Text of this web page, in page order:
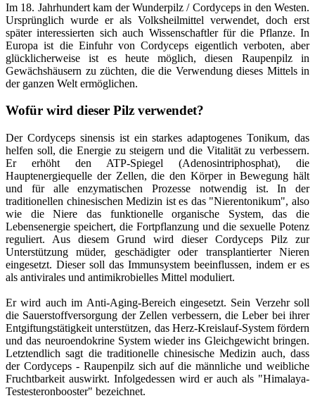
Im 18. Jahrhundert kam der Wunderpilz / Cordyceps in den Westen.
Ursprünglich wurde er als Volksheilmittel verwendet, doch erst
später interessierten sich auch Wissenschaftler für die Pflanze. In
Europa ist die Einfuhr von Cordyceps eigentlich verboten, aber
glücklicherweise ist es heute möglich, diesen Raupenpilz in
Gewächshäusern zu züchten, die die Verwendung dieses Mittels in
der ganzen Welt ermöglichen.
Wofür wird dieser Pilz verwendet?
Der Cordyceps sinensis ist ein starkes adaptogenes Tonikum, das
helfen soll, die Energie zu steigern und die Vitalität zu verbessern.
Er erhöht den ATP-Spiegel (Adenosintriphosphat), die
Hauptenergiequelle der Zellen, die den Körper in Bewegung hält
und für alle enzymatischen Prozesse notwendig ist. In der
traditionellen chinesischen Medizin ist es das "Nierentonikum", also
wie die Niere das funktionelle organische System, das die
Lebensenergie speichert, die Fortpflanzung und die sexuelle Potenz
reguliert. Aus diesem Grund wird dieser Cordyceps Pilz zur
Unterstützung müder, geschädigter oder transplantierter Nieren
eingesetzt. Dieser soll das Immunsystem beeinflussen, indem er es
als antivirales und antimikrobielles Mittel moduliert.
Er wird auch im Anti-Aging-Bereich eingesetzt. Sein Verzehr soll
die Sauerstoffversorgung der Zellen verbessern, die Leber bei ihrer
Entgiftungstätigkeit unterstützen, das Herz-Kreislauf-System fördern
und das neuroendokrine System wieder ins Gleichgewicht bringen.
Letztendlich sagt die traditionelle chinesische Medizin auch, dass
der Cordyceps - Raupenpilz sich auf die männliche und weibliche
Fruchtbarkeit auswirkt. Infolgedessen wird er auch als "Himalaya-
Testesteronbooster" bezeichnet.